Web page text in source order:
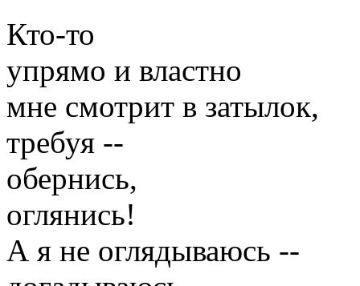
Кто-то
упрямо и властно
мне смотрит в затылок,
требуя --
обернись,
оглянись!
А я не оглядываюсь --